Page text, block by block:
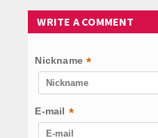
WRITE A COMMENT
Nickname *
E-mail *